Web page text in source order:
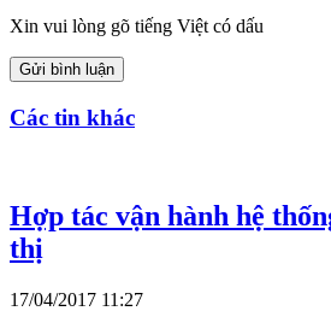
Xin vui lòng gõ tiếng Việt có dấu
Gửi bình luận
Các tin khác
Hợp tác vận hành hệ
thị
17/04/2017 11:27